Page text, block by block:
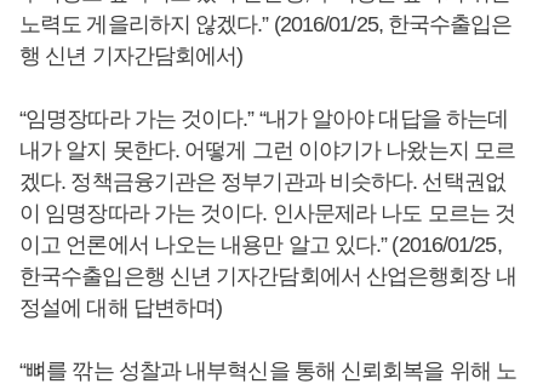
노력도 게을리하지 않겠다.” (2016/01/25, 한국수출입은
행 신년 기자간담회에서)
“임명장따라 가는 것이다.” “내가 알아야 대답을 하는데
내가 알지 못한다. 어떻게 그런 이야기가 나왔는지 모르
겠다. 정책금융기관은 정부기관과 비슷하다. 선택권없
이 임명장따라 가는 것이다. 인사문제라 나도 모르는 것
이고 언론에서 나오는 내용만 알고 있다.” (2016/01/25,
한국수출입은행 신년 기자간담회에서 산업은행회장 내
정설에 대해 답변하며)
“뼈를 깎는 성찰과 내부혁신을 통해 신뢰회복을 위해 노